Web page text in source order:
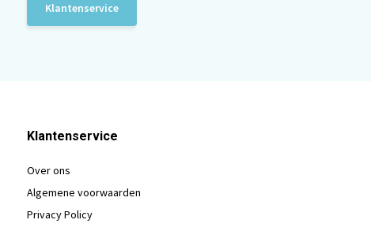
Klantenservice
Klantenservice
Over ons
Algemene voorwaarden
Privacy Policy